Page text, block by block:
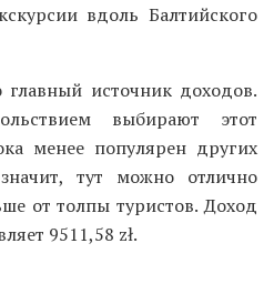
вдоль Балтийского
источник доходов.
выбирают этот
менее популярен других
тут можно отлично
от толпы туристов. Доход
9511,58 zł.